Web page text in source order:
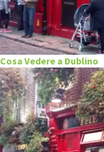
Cosa Vedere a Dublino